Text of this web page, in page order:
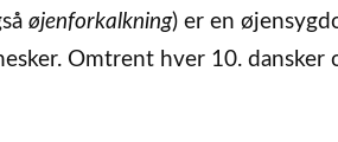
øjenforkalkning) er en
Omtrent hver 10. dansker